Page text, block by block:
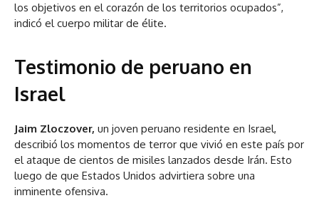
los objetivos en el corazón de los territorios ocupados”,
indicó el cuerpo militar de élite.
Testimonio de peruano en
Israel
Jaim Zloczover, un joven peruano residente en Israel,
describió los momentos de terror que vivió en este país por
el ataque de cientos de misiles lanzados desde Irán. Esto
luego de que Estados Unidos advirtiera sobre una
inminente ofensiva.